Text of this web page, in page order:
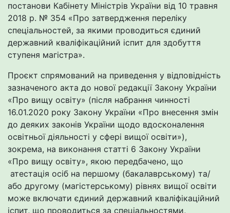
постанови Кабінету Міністрів України від 10 травня
2018 р. № 354 «Про затвердження переліку
спеціальностей, за якими проводиться єдиний
державний кваліфікаційний іспит для здобуття
ступеня магістра».
Проєкт спрямований на приведення у відповідність
зазначеного акта до нової редакції Закону України
«Про вищу освіту» (після набрання чинності
16.01.2020 року Закону України «Про внесення змін
до деяких законів України щодо вдосконалення
освітньої діяльності у сфері вищої освіти»),
зокрема, на виконання статті 6 Закону України
«Про вищу освіту», якою передбачено, що
атестація осіб на першому (бакалаврському) та/
або другому (магістерському) рівнях вищої освіти
може включати єдиний державний кваліфікаційний
іспит, що проводиться за спеціальностями,